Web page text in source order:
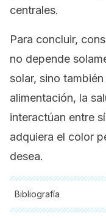
centrales.
Para concluir,
no depende
solar, sino
alimentación, la
interactúan entre
adquiera el color
desea.
Bibliografía
Todas las fuentes